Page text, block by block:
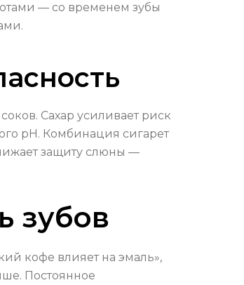
— со временем зубы
Сахар усиливает риск
pH. Комбинация сигарет
защиту слюны —
зубов
кофе влияет на эмаль»,
Постоянное